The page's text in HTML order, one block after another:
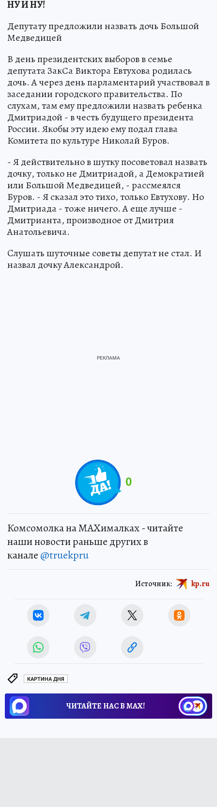
НУ И НУ!
Депутату предложили назвать дочь Большой
Медведицей
В день президентских выборов в семье
депутата ЗакСа Виктора Евтухова родилась
дочь. А через день парламентарий участвовал в
заседании городского правительства. По
слухам, там ему предложили назвать ребенка
Дмитриадой - в честь будущего президента
России. Якобы эту идею ему подал глава
Комитета по культуре Николай Буров.
- Я действительно в шутку посоветовал назвать
дочку, только не Дмитриадой, а Демократией
или Большой Медведицей, - рассмеялся
Буров. - Я сказал это тихо, только Евтухову. Но
Дмитриада - тоже ничего. А еще лучше -
Дмитрианта, производное от Дмитрия
Анатольевича.
Cлушать шуточные советы депутат не стал. И
назвал дочку Александрой.
0
Комсомолка на MAXималках - читайте
наши новости раньше других в
канале @truekpru
Источник: kp.ru
КАРТИНА ДНЯ
ЧИТАЙТЕ НАС В МАХ!